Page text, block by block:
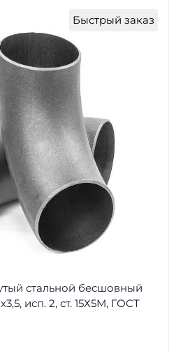
Быстрый заказ
стальной бесшовный
исп. 2, ст. 15Х5М, ГОСТ